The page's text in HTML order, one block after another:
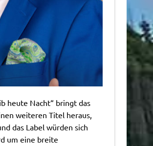
heute Nacht“ bringt das
weiteren Titel heraus,
das Label würden sich
um eine breite